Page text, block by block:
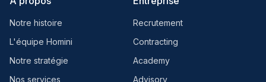
Notre histoire
L'équipe Homini
Notre stratégie
Nos services
Recrutement
Contracting
Academy
Advisory